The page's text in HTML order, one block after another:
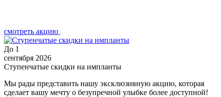
смотреть акцию
До 1
сентября 2026
Ступенчатые скидки на импланты
Мы рады представить нашу эксклюзивную акцию, которая
сделает вашу мечту о безупречной улыбке более доступной!